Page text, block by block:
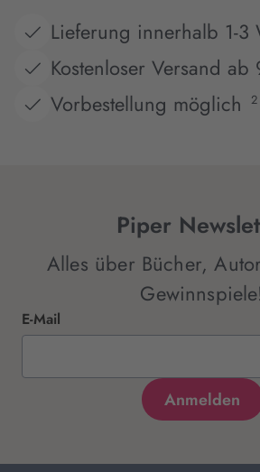
Lieferung innerhalb 1-3
Kostenloser Versand
Vorbestellung möglich 2
Piper
Alles über Bücher,
E-Mail